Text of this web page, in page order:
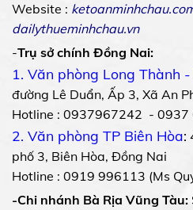
Website :
dailythueminhchau.vn
-Trụ sở chính Đồng Nai:
1. Văn phòng Long Thành
đường Lê Duẩn, Ấp 3, Xã An
Hotline : 0937967242 - 0937
2. Văn phòng TP Biên Hòa:
phố 3, Biên Hòa, Đồng Nai
Hotline : 0919 996113 (Ms
-Chi nhánh Bà Rịa Vũng Tàu: